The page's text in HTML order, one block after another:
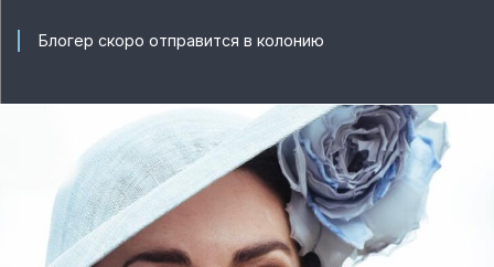
Блогер скоро отправится в колонию